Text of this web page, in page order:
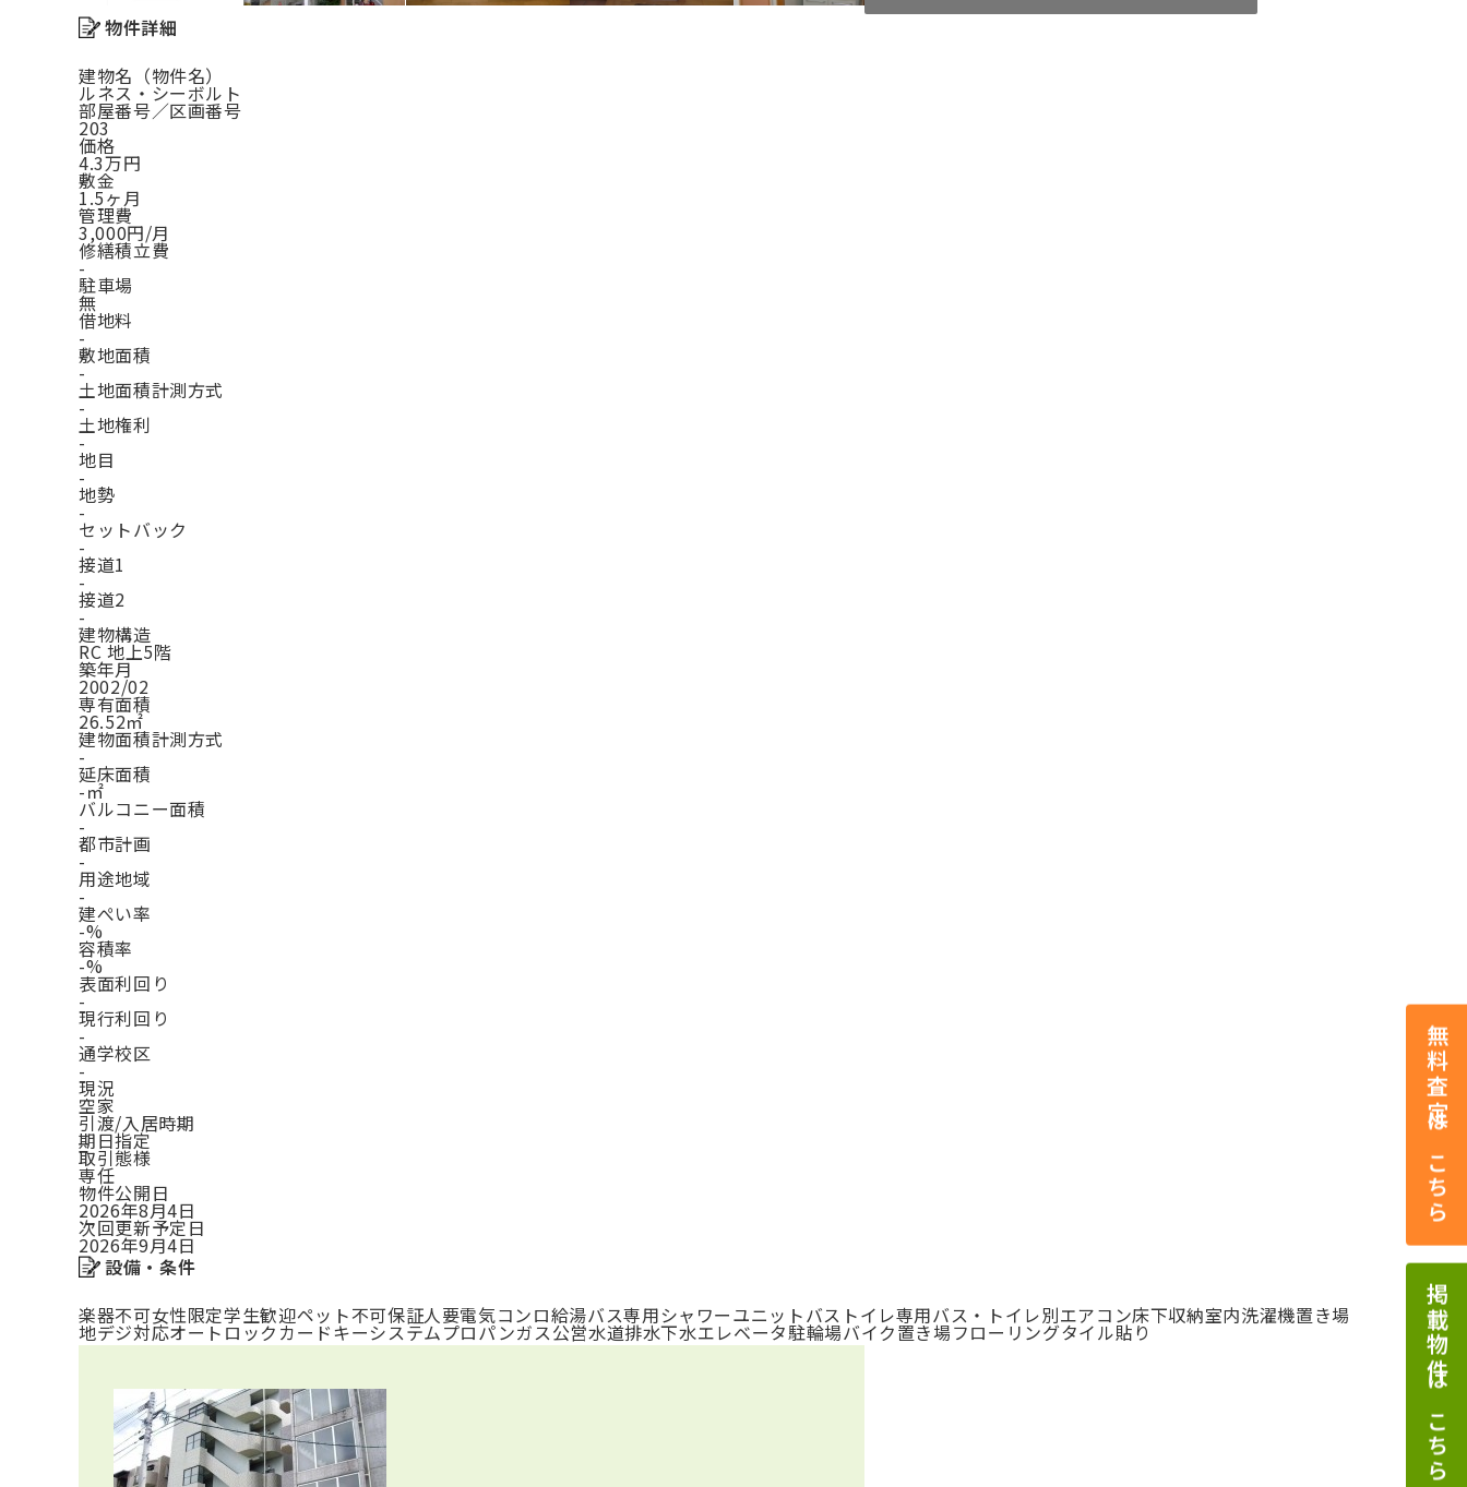
無料査定はこちら
掲載物件はこちら
物件詳細
建物名（物件名）
ルネス・シーボルト
部屋番号／区画番号
203
価格
4.3万円
敷金
1.5ヶ月
管理費
3,000円/月
修繕積立費
-
駐車場
無
借地料
-
敷地面積
-
土地面積計測方式
-
土地権利
-
地目
-
地勢
-
セットバック
-
接道1
-
接道2
-
建物構造
RC 地上5階
築年月
2002/02
専有面積
26.52㎡
建物面積計測方式
-
延床面積
-㎡
バルコニー面積
-
都市計画
-
用途地域
-
建ぺい率
-%
容積率
-%
表面利回り
-
現行利回り
-
通学校区
-
現況
空家
引渡/入居時期
期日指定
取引態様
専任
物件公開日
2026年8月4日
次回更新予定日
2026年9月4日
設備・条件
楽器不可女性限定学生歓迎ペット不可保証人要電気コンロ給湯バス専用シャワーユニットバス トイレ専用バス・トイレ別エアコン床下収納室内洗濯機置き場
地デジ対応オートロックカードキーシステムプロパンガス公営水道排水下水エレベータ駐輪場バイク置き場フローリングタイル貼り